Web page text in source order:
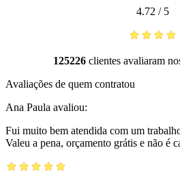
4.72 / 5
125226clientes avaliaram
Avaliações de quem contratou
Ana Paula avaliou:
Fui muito bem atendida com um
Valeu a pena, orçamento grátis e não é